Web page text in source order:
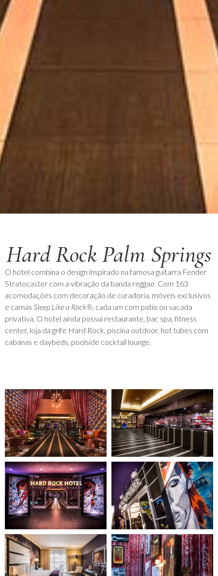
Hard Rock Palm Springs
O hotel combina o design inspirado na famosa guitarra Fender
Stratocaster com a vibração da banda reggae. Com 163
acomodações com decoração de curadoria, móveis exclusivos
e camas Sleep Like a Rock®, cada um com patio ou sacada
privativa. O hotel ainda possui restaurante, bar, spa, fitness
center, loja da grife Hard Rock, piscina outdoor, hot tubes com
cabanas e daybeds, poolside cocktail lounge.